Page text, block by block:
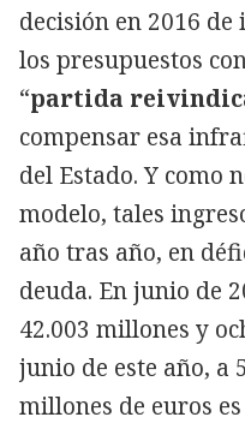
decisión en 2016
los presupuestos
“partida
compensar esa
del Estado. Y como
modelo, tales
año tras año, en
deuda. En junio de
42.003 millones y
junio de este año, a
millones de euros